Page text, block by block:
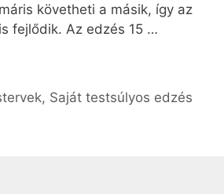
követheti a másik, így az
fejlődik. Az edzés 15 …
, Saját testsúlyos edzés